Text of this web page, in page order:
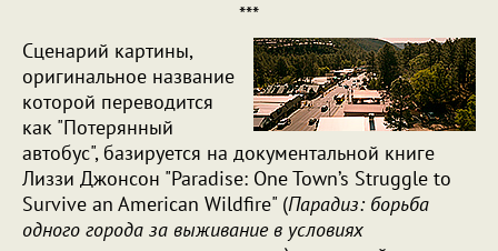
***
Сценарий картины,
оригинальное название
которой переводится
как "Потерянный
автобус", базируется на документальной книге
Лиззи Джонсон "Paradise: One Town’s Struggle to
Survive an American Wildfire" (Парадиз: борьба
одного города за выживание в условиях